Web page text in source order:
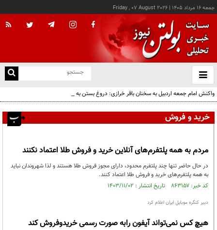
جمعه ۱۶ مرداد ۱۴۰۵ |
Friday , 07 August 2026
باز
و
واکنش امام جمعه اردبیل به سخنان باقر خرازی: دروغ بستن به رهبری قطعاً جرم بسیار بزرگی
است
خرید و فروش
مردم به همه پلتفرم‌های آنلاین خرید و فروش طلا اعتماد نکنند
در حال حاضر تنها چند پلتفرم محدود، دارای مجوز فروش طلا هستند و لذا شهروندان نباید
به همه پلتفرم‌های خرید و فروش طلا اعتماد کنند.
کد خبر: ۸۶۳۱۵۷ تاریخ انتشار : ۱۴۰۳/۱۱/۰۲
دبیر کنگره موبایل ایران اعلام کرد
هیچ کس نمی‌تواند آیفون رابه صورت رسمی خریدوفروش کند